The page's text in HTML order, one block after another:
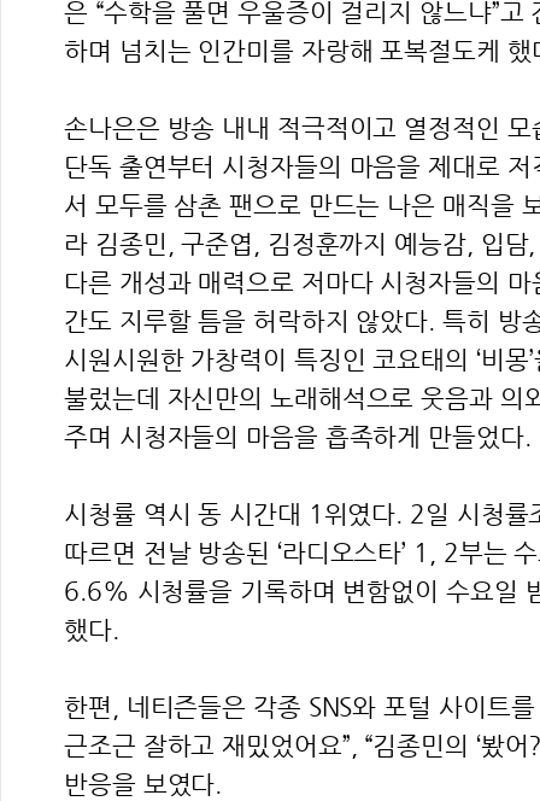
은 “수학을 풀면 우울증이 걸리지 않느냐”고
하며 넘치는 인간미를 자랑해 포복절도케 했
손나은은 방송 내내 적극적이고 열정적인 모
단독 출연부터 시청자들의 마음을 제대로 저
서 모두를 삼촌 팬으로 만드는 나은 매직을
라 김종민, 구준엽, 김정훈까지 예능감, 입
다른 개성과 매력으로 저마다 시청자들의
간도 지루할 틈을 허락하지 않았다. 특히 방
시원시원한 가창력이 특징인 코요태의 ‘비몽
불렀는데 자신만의 노래해석으로 웃음과 의
주며 시청자들의 마음을 흡족하게 만들었다.
시청률 역시 동 시간대 1위였다. 2일 시청률
따르면 전날 방송된 ‘라디오스타’ 1, 2부는
6.6% 시청률을 기록하며 변함없이 수요일
했다.
한편, 네티즌들은 각종 SNS와 포털 사이트
근조근 잘하고 재밌었어요”, “김종민의 ‘봤어
반응을 보였다.